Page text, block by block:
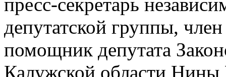
депутатской группы,
помощник депутата
Калужской области